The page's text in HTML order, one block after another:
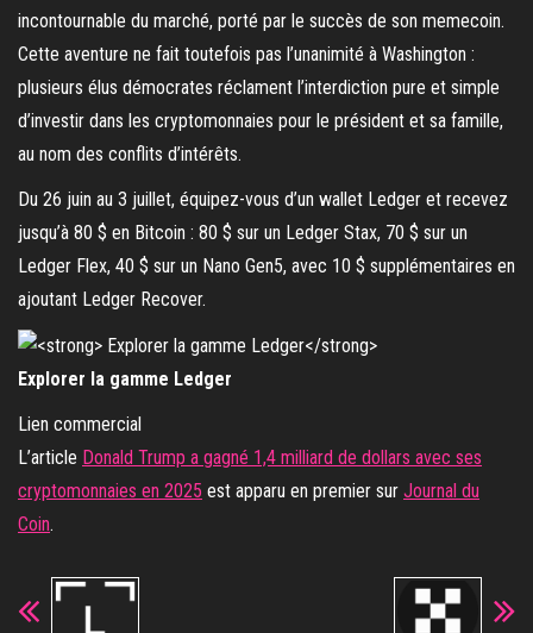
incontournable du marché, porté par le succès de son memecoin.
Cette aventure ne fait toutefois pas l’unanimité à Washington :
plusieurs élus démocrates réclament l’interdiction pure et simple
d’investir dans les cryptomonnaies pour le président et sa famille,
au nom des conflits d’intérêts.
Du 26 juin au 3 juillet, équipez-vous d’un wallet Ledger et recevez
jusqu’à 80 $ en Bitcoin : 80 $ sur un Ledger Stax, 70 $ sur un
Ledger Flex, 40 $ sur un Nano Gen5, avec 10 $ supplémentaires en
ajoutant Ledger Recover.
Explorer la gamme Ledger
Lien commercial
L’article Donald Trump a gagné 1,4 milliard de dollars avec ses
cryptomonnaies en 2025 est apparu en premier sur Journal du
Coin.